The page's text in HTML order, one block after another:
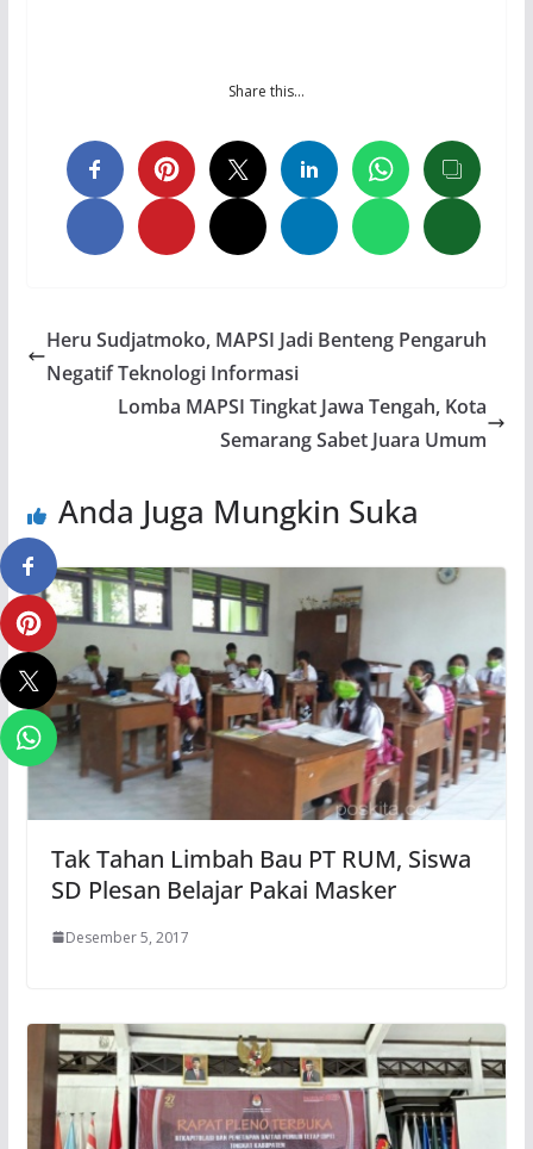
Share this…
Heru Sudjatmoko, MAPSI Jadi Benteng Pengaruh
Negatif Teknologi Informasi
Lomba MAPSI Tingkat Jawa Tengah, Kota
Semarang Sabet Juara Umum
Anda Juga Mungkin Suka
Tak Tahan Limbah Bau PT RUM, Siswa
SD Plesan Belajar Pakai Masker
Desember 5, 2017